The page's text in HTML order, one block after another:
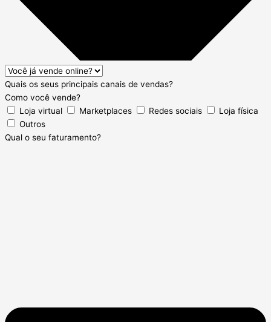
Quais os seus principais canais de vendas?
Como você vende?
Loja virtual
Marketplaces Redes sociais
Loja física
Outros
Qual o seu faturamento?